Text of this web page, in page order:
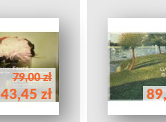
79,00 zł
43,45 zł